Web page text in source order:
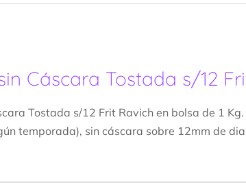
Cáscara Tostada s/12
Tostada s/12 Frit Ravich en bolsa de 1
temporada), sin cáscara sobre 12mm de